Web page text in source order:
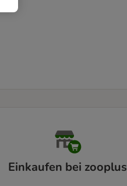
Einkaufen bei zooplus